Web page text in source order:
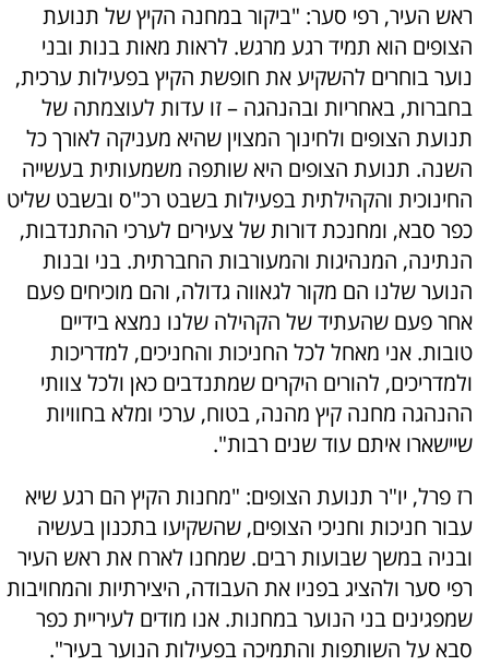
ראש העיר, רפי סער: "ביקור במחנה הקיץ של תנועת
הצופים הוא תמיד רגע מרגש. לראות מאות בנות ובני
נוער בוחרים להשקיע את חופשת הקיץ בפעילות ערכית,
בחברות, באחריות ובהנהגה – זו עדות לעוצמתה של
תנועת הצופים ולחינוך המצוין שהיא מעניקה לאורך כל
השנה. תנועת הצופים היא שותפה משמעותית בעשייה
החינוכית והקהילתית בפעילות בשבט רכ"ס ובשבט שליט
כפר סבא, ומחנכת דורות של צעירים לערכי ההתנדבות,
הנתינה, המנהיגות והמעורבות החברתית. בני ובנות
הנוער שלנו הם מקור לגאווה גדולה, והם מוכיחים פעם
אחר פעם שהעתיד של הקהילה שלנו נמצא בידיים
טובות. אני מאחל לכל החניכות והחניכים, למדריכות
ולמדריכים, להורים היקרים שמתנדבים כאן ולכל צוותי
ההנהגה מחנה קיץ מהנה, בטוח, ערכי ומלא בחוויות
שיישארו איתם עוד שנים רבות".
רז פרל, יו"ר תנועת הצופים: "מחנות הקיץ הם רגע שיא
עבור חניכות וחניכי הצופים, שהשקיעו בתכנון בעשיה
ובניה במשך שבועות רבים. שמחנו לארח את ראש העיר
רפי סער ולהציג בפניו את העבודה, היצירתיות והמחויבות
שמפגינים בני הנוער במחנות. אנו מודים לעיריית כפר
סבא על השותפות והתמיכה בפעילות הנוער בעיר".